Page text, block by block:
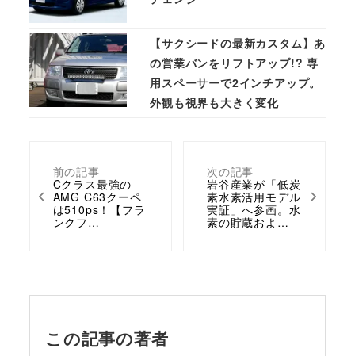
前の記事
Cクラス最強の
AMG C63クーペ
は510ps！【フラ
ンクフ…
次の記事
岩谷産業が「低炭
素水素活用モデル
実証」へ参画。水
素の貯蔵およ…
【サクシードの最新カスタム】あ
の営業バンをリフトアップ!? 専
用スペーサーで2インチアップ。
外観も視界も大きく変化
この記事の著者